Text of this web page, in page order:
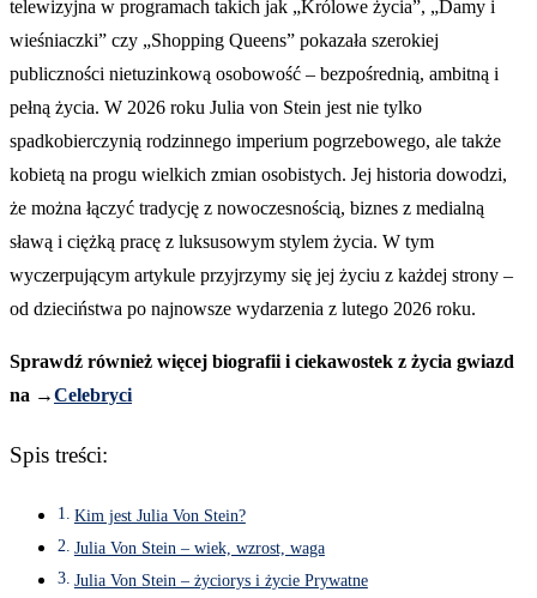
telewizyjna w programach takich jak „Królowe życia”, „Damy i
wieśniaczki” czy „Shopping Queens” pokazała szerokiej
publiczności nietuzinkową osobowość – bezpośrednią, ambitną i
pełną życia. W 2026 roku Julia von Stein jest nie tylko
spadkobierczynią rodzinnego imperium pogrzebowego, ale także
kobietą na progu wielkich zmian osobistych. Jej historia dowodzi,
że można łączyć tradycję z nowoczesnością, biznes z medialną
sławą i ciężką pracę z luksusowym stylem życia. W tym
wyczerpującym artykule przyjrzymy się jej życiu z każdej strony –
od dzieciństwa po najnowsze wydarzenia z lutego 2026 roku.
Sprawdź również więcej biografii i ciekawostek z życia gwiazd
na →Celebryci
Spis treści:
Kim jest Julia Von Stein?
Julia Von Stein – wiek, wzrost, waga
Julia Von Stein – życiorys i życie Prywatne